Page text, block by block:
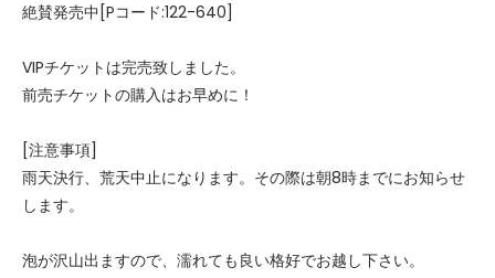
絶賛発売中[Pコード:122-640]
VIPチケットは完売致しました。
前売チケットの購入はお早めに！
[注意事項]
雨天決行、荒天中止になります。その際は朝8時までにお知らせ
します。
泡が沢山出ますので、濡れても良い格好でお越し下さい。